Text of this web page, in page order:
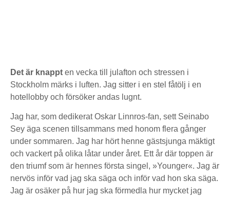
Det är knappt en vecka till julafton och stressen i
Stockholm märks i luften. Jag sitter i en stel fåtölj i en
hotellobby och försöker andas lugnt.
Jag har, som dedikerat Oskar Linnros-fan, sett Seinabo
Sey äga scenen tillsammans med honom flera gånger
under sommaren. Jag har hört henne gästsjunga mäktigt
och vackert på olika låtar under året. Ett år där toppen är
den triumf som är hennes första singel, »Younger«. Jag är
nervös inför vad jag ska säga och inför vad hon ska säga.
Jag är osäker på hur jag ska förmedla hur mycket jag